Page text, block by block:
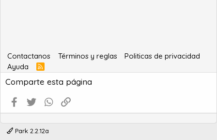
Contactanos Términos y reglas
Politicas de privacidad
Ayuda
R
S
S
Comparte esta página
Facebook
Twitter WhatsApp
Park 2.2.12a